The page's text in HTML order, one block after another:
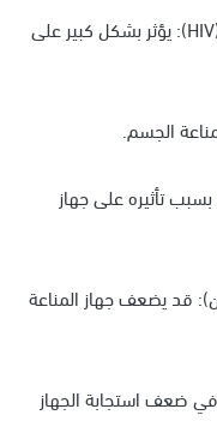
1- الإيدز وفيروس نقص المناعة المكتسبة (HIV): يؤثر بشكل كبير على
تأثيره على جهاز
قد يضعف جهاز المناعة
ضعف استجابة الجهاز